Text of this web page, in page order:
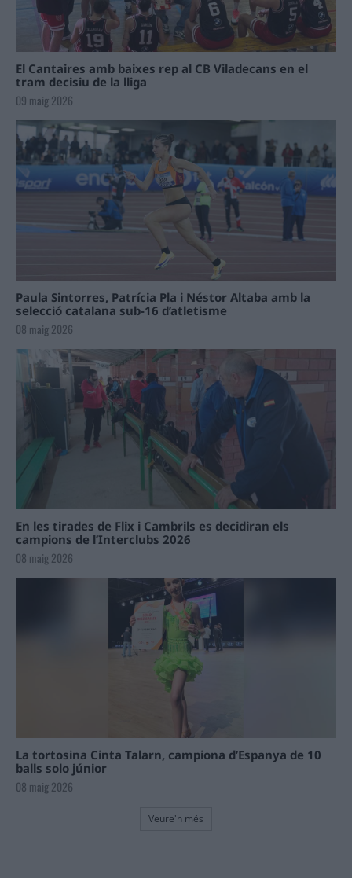
El Cantaires amb baixes rep al CB Viladecans en el
tram decisiu de la lliga
09 maig 2026
Paula Sintorres, Patrícia Pla i Néstor Altaba amb la
selecció catalana sub-16 d’atletisme
08 maig 2026
En les tirades de Flix i Cambrils es decidiran els
campions de l’Interclubs 2026
08 maig 2026
La tortosina Cinta Talarn, campiona d’Espanya de 10
balls solo júnior
08 maig 2026
Veure'n més